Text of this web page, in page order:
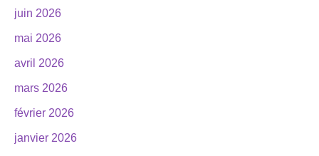
juin 2026
mai 2026
avril 2026
mars 2026
février 2026
janvier 2026